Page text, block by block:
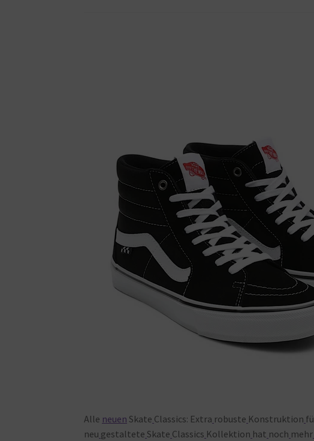
Alle neuen Skate Classics: Extra robuste Konstruktion
neu gestaltete Skate Classics Kollektion hat noch mehr